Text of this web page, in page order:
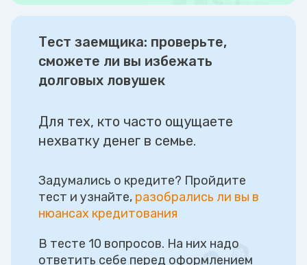
Тест заемщика: проверьте,
сможете ли вы избежать
долговых ловушек
Для тех, кто часто ощущаете
нехватку денег в семье.
Задумались о кредите? Пройдите
тест и узнайте, разобрались ли вы в
нюансах кредитования
В тесте 10 вопросов. На них надо
ответить себе перед оформлением